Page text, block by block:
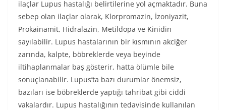
ilaçlar Lupus hastalığı belirtilerine yol açmaktadır. Buna
sebep olan ilaçlar olarak, Klorpromazin, İzoniyazit,
Prokainamit, Hidralazin, Metildopa ve Kinidin
sayılabilir. Lupus hastalarının bir kısmının akciğer
zarında, kalpte, böbreklerde veya beyinde
iltihaplanmalar baş gösterir, hatta ölümle bile
sonuçlanabilir. Lupus’ta bazı durumlar önemsiz,
bazıları ise böbreklerde yaptığı tahribat gibi ciddi
vakalardır. Lupus hastalığının tedavisinde kullanılan